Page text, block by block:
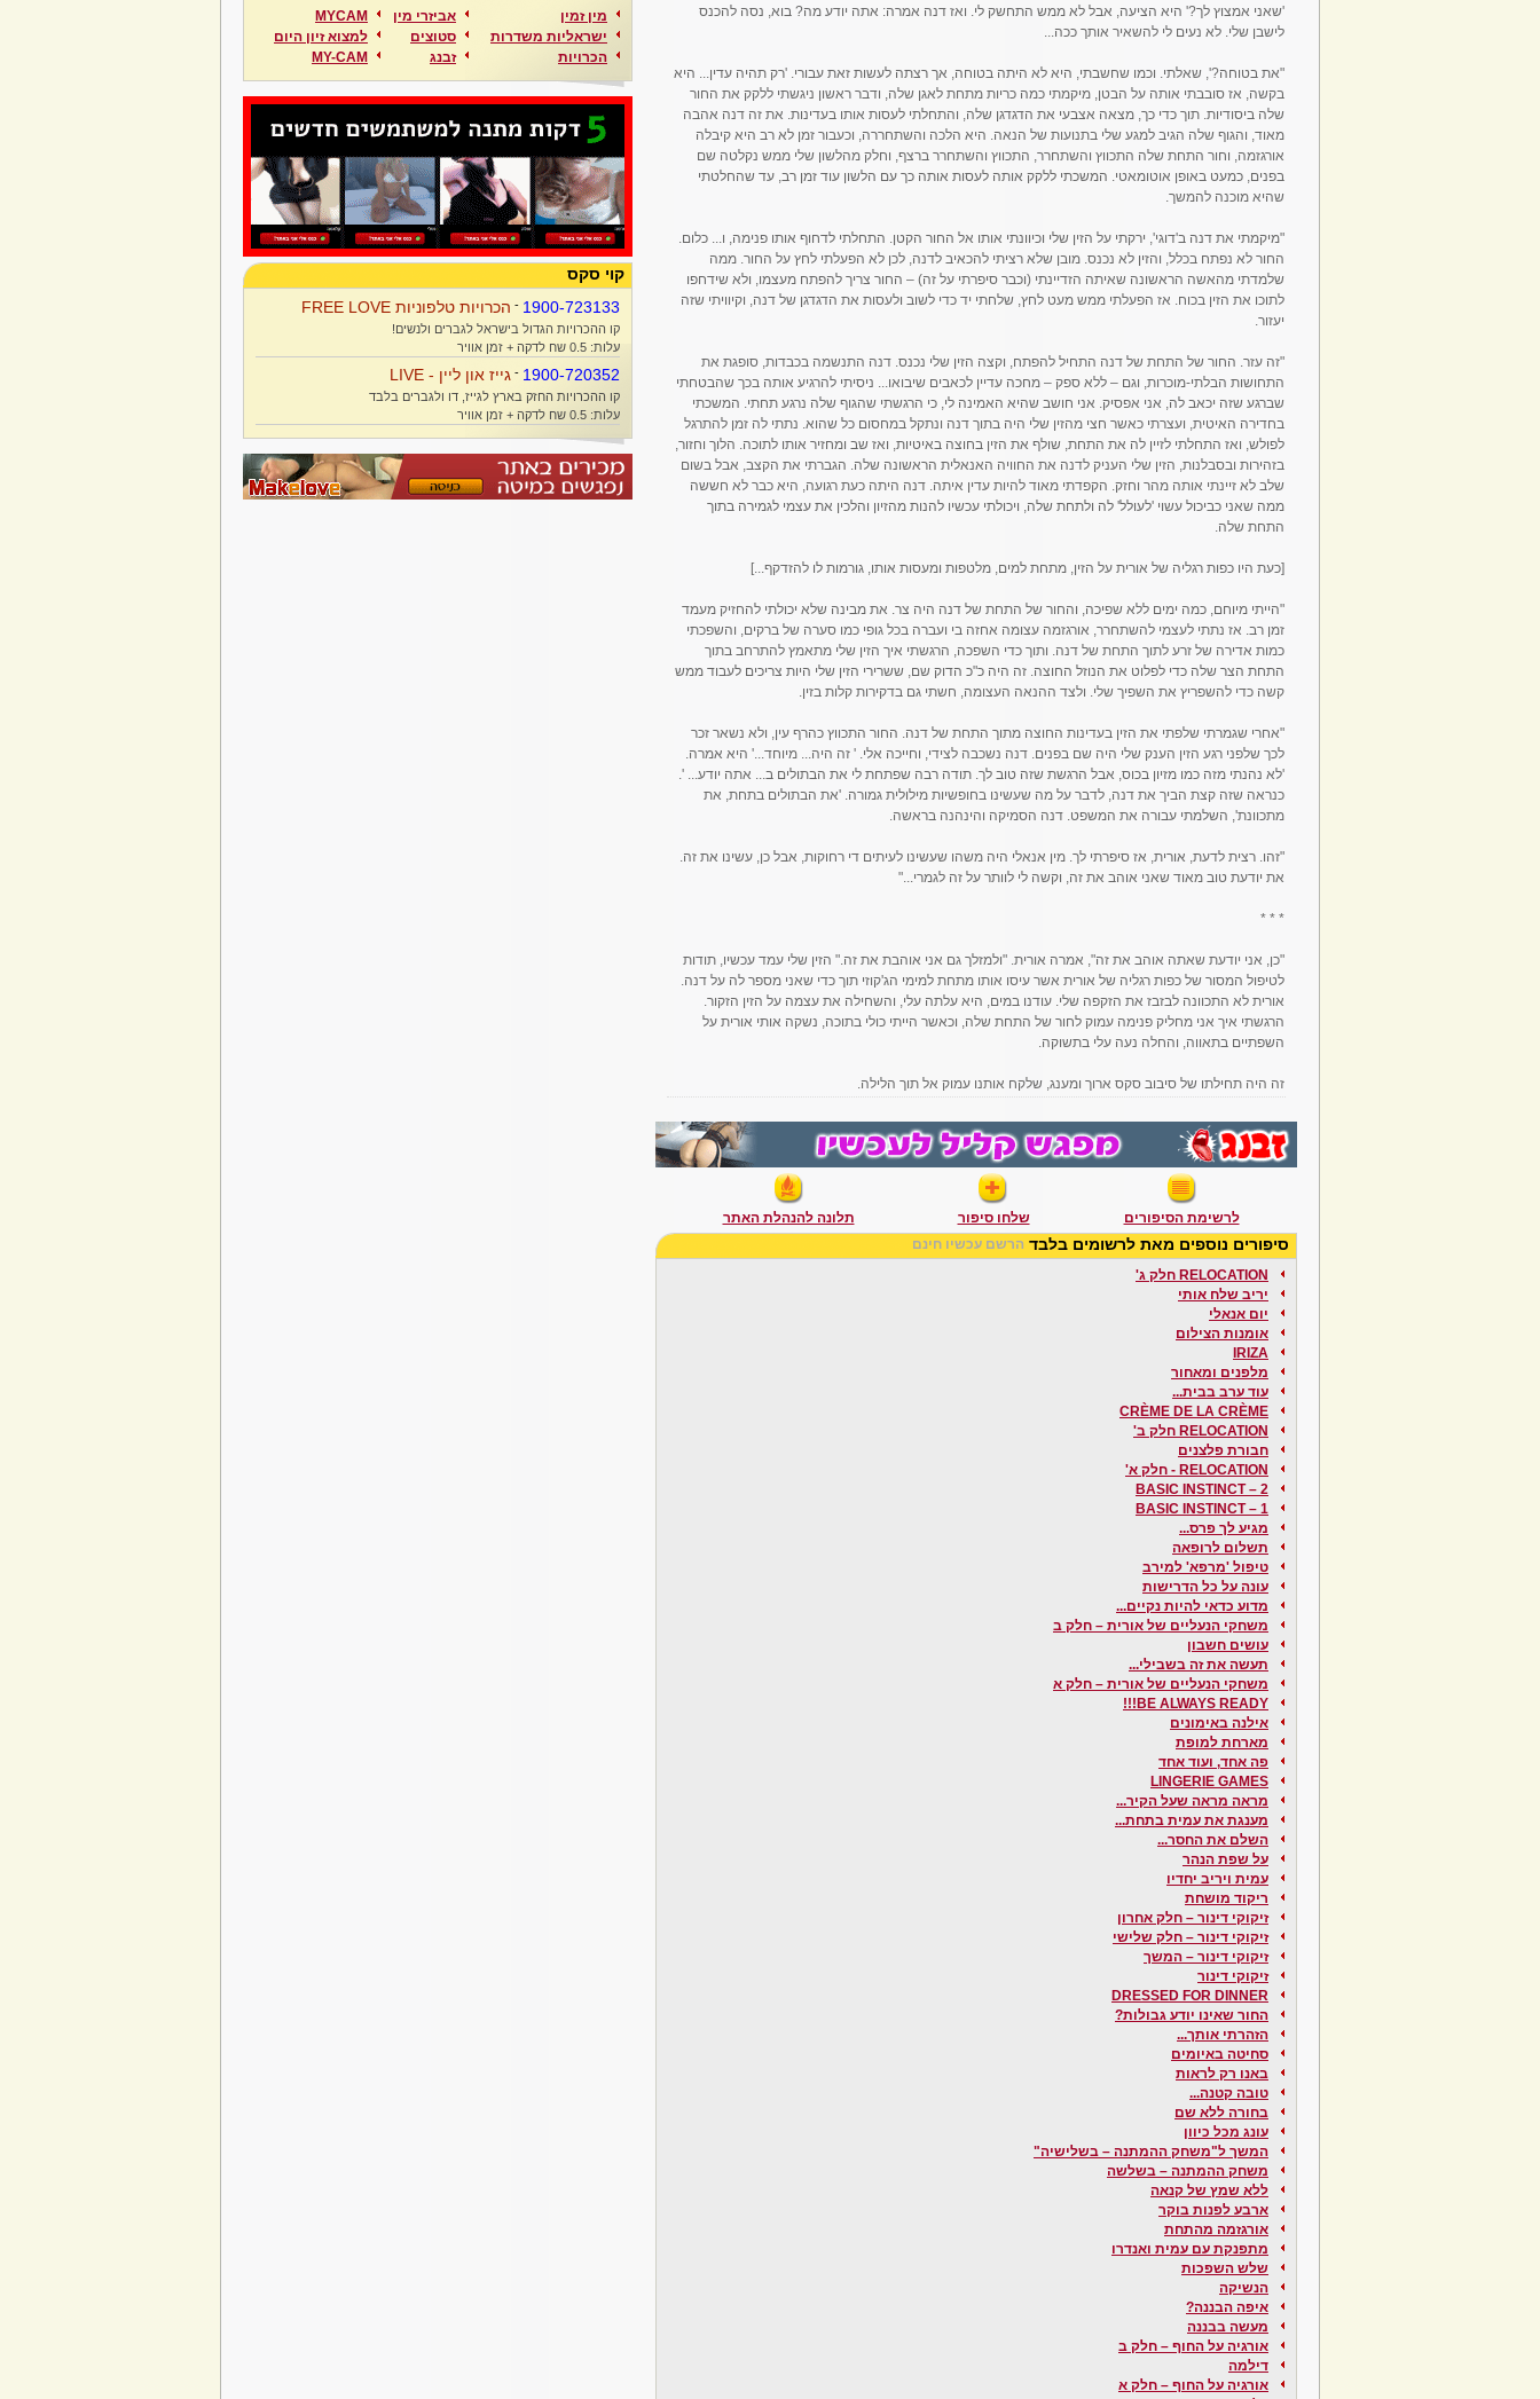
'שאני אמצוץ לך?' היא הציעה, אבל לא ממש התחשק לי. ואז דנה אמרה: אתה יודע מה? בוא, נסה להכנס
לישבן שלי. לא נעים לי להשאיר אותך ככה...
"את בטוחה?', שאלתי. וכמו שחשבתי, היא לא היתה בטוחה, אך רצתה לעשות זאת עבורי. 'רק תהיה עדין... היא
בקשה, אז סובבתי אותה על הבטן, מיקמתי כמה כריות מתחת לאגן שלה, ודבר ראשון ניגשתי ללקק את החור
שלה ביסודיות. תוך כדי כך, מצאה אצבעי את הדגדגן שלה, והתחלתי לעסות אותו בעדינות. את זה דנה אהבה
מאוד, והגוף שלה הגיב למגע שלי בתנועות של הנאה. היא הלכה והשתחררה, וכעבור זמן לא רב היא קיבלה
אורגזמה, וחור התחת שלה התכווץ והשתחרר, התכווץ והשתחרר ברצף, וחלק מהלשון שלי ממש נקלטה שם
בפנים, כמעט באופן אוטומאטי. המשכתי ללקק אותה לעסות אותה כך עם הלשון עוד זמן רב, עד שהחלטתי
שהיא מוכנה להמשך.
"מיקמתי את דנה ב'דוגי', ירקתי על הזין שלי וכיוונתי אותו אל החור הקטן. התחלתי לדחוף אותו פנימה, ו... כלום.
החור לא נפתח בכלל, והזין לא נכנס. מובן שלא רציתי להכאיב לדנה, לכן לא הפעלתי לחץ על החור. ממה
שלמדתי מהאשה הראשונה שאיתה הזדיינתי (וכבר סיפרתי על זה) – החור צריך להפתח מעצמו, ולא שידחפו
לתוכו את הזין בכוח. אז הפעלתי ממש מעט לחץ, שלחתי יד כדי לשוב ולעסות את הדגדגן של דנה, וקיוויתי שזה
יעזור.
"זה עזר. החור של התחת של דנה התחיל להפתח, וקצה הזין שלי נכנס. דנה התנשמה בכבדות, סופגת את
התחושות הבלתי-מוכרות, וגם – ללא ספק – מחכה עדיין לכאבים שיבואו... ניסיתי להרגיע אותה בכך שהבטחתי
שברגע שזה יכאב לה, אני אפסיק. אני חושב שהיא האמינה לי, כי הרגשתי שהגוף שלה נרגע תחתי. המשכתי
בחדירה האיטית, ועצרתי כאשר חצי מהזין שלי היה בתוך דנה ונתקל במחסום כל שהוא. נתתי לה זמן להתרגל
לפולש, ואז התחלתי לזיין לה את התחת, שולף את הזין בחוצה באיטיות, ואז שב ומחזיר אותו לתוכה. הלוך וחזור,
בזהירות ובסבלנות, הזין שלי העניק לדנה את החוויה האנאלית הראשונה שלה. הגברתי את הקצב, אבל בשום
שלב לא זיינתי אותה מהר וחזק. הקפדתי מאוד להיות עדין איתה. דנה היתה כעת רגועה, היא כבר לא חששה
ממה שאני כביכול עשוי 'לעולל' לה ולתחת שלה, ויכולתי עכשיו להנות מהזיון והלכין את עצמי לגמירה בתוך
התחת שלה.
[כעת היו כפות רגליה של אורית על הזין, מתחת למים, מלטפות ומעסות אותו, גורמות לו להזדקף...]
"הייתי מיוחם, כמה ימים ללא שפיכה, והחור של התחת של דנה היה צר. את מבינה שלא יכולתי להחזיק מעמד
זמן רב. אז נתתי לעצמי להשתחרר, אורגזמה עצומה אחזה בי ועברה בכל גופי כמו סערה של ברקים, והשפכתי
כמות אדירה של זרע לתוך התחת של דנה. ותוך כדי השפכה, הרגשתי איך הזין שלי מתאמץ להתרחב בתוך
התחת הצר שלה כדי לפלוט את הנוזל החוצה. זה היה כ"כ הדוק שם, ששרירי הזין שלי היות צריכים לעבוד ממש
קשה כדי להשפריץ את השפיך שלי. ולצד ההנאה העצומה, חשתי גם בדקירות קלות בזין.
"אחרי שגמרתי שלפתי את הזין בעדינות החוצה מתוך התחת של דנה. החור התכווץ כהרף עין, ולא נשאר זכר
לכך שלפני רגע הזין הענק שלי היה שם בפנים. דנה נשכבה לצידי, וחייכה אלי. ' זה היה... מיוחד...' היא אמרה.
'לא נהנתי מזה כמו מזיון בכוס, אבל הרגשת שזה טוב לך. תודה רבה שפתחת לי את הבתולים ב... אתה יודע... '.
כנראה שזה קצת הביך את דנה, לדבר על מה שעשינו בחופשיות מילולית גמורה. 'את הבתולים בתחת, את
מתכוונת', השלמתי עבורה את המשפט. דנה הסמיקה והינהנה בראשה.
"זהו. רצית לדעת, אורית, אז סיפרתי לך. מין אנאלי היה משהו שעשינו לעיתים די רחוקות, אבל כן, עשינו את זה.
את יודעת טוב מאוד שאני אוהב את זה, וקשה לי לוותר על זה לגמרי..."
* * *
"כן, אני יודעת שאתה אוהב את זה", אמרה אורית. "ולמזלך גם אני אוהבת את זה." הזין שלי עמד עכשיו, תודות
לטיפול המסור של כפות רגליה של אורית אשר עיסו אותו מתחת למימי הג'קוזי תוך כדי שאני מספר לה על דנה.
אורית לא התכוונה לבזבז את הזקפה שלי. עודנו במים, היא עלתה עלי, והשחילה את עצמה על הזין הזקור.
הרגשתי איך אני מחליק פנימה עמוק לחור של התחת שלה, וכאשר הייתי כולי בתוכה, נשקה אותי אורית על
השפתיים בתאווה, והחלה נעה עלי בתשוקה.
זה היה תחילתו של סיבוב סקס ארוך ומענג, שלקח אותנו עמוק אל תוך הלילה.
לרשימת הסיפורים שלחו סיפור תלונה להנהלת האתר
סיפורים נוספים מאת לרשומים בלבד הרשם עכשיו חינם
RELOCATION חלק ג'
יריב שלח אותי
יום אנאלי
אומנות הצילום
IRIZA
מלפנים ומאחור
עוד ערב בבית...
CRÈME DE LA CRÈME
RELOCATION חלק ב'
חבורת פלצנים
RELOCATION - חלק א'
BASIC INSTINCT – 2
BASIC INSTINCT – 1
מגיע לך פרס...
תשלום לרופאה
טיפול 'מרפא' למירב
עונה על כל הדרישות
מדוע כדאי להיות נקיים...
משחקי הנעליים של אורית – חלק ב
עושים חשבון
תעשה את זה בשבילי...
משחקי הנעליים של אורית – חלק א
BE ALWAYS READY!!!
אילנה באימונים
מארחת למופת
פה אחד, ועוד אחד
LINGERIE GAMES
מראה מראה שעל הקיר...
מענגת את עמית בתחת...
השלם את החסר...
על שפת הנהר
עמית ויריב יחדיו
ריקוד מושחת
זיקוקי דינור – חלק אחרון
זיקוקי דינור – חלק שלישי
זיקוקי דינור – המשך
זיקוקי דינור
DRESSED FOR DINNER
החור שאינו יודע גבולות?
הזהרתי אותך...
סחיטה באיומים
באנו רק לראות
טובה קטנה...
בחורה ללא שם
עונג מכל כיוון
המשך ל"משחק ההמתנה – בשלישיה"
משחק ההמתנה – בשלשה
ללא שמץ של קנאה
ארבע לפנות בוקר
אורגזמה מהתחת
מתפנקת עם עמית ואנדרו
שלש השפכות
הנשיקה
איפה הבננה?
מעשה בבננה
אורגיה על החוף – חלק ב
דילמה
אורגיה על החוף – חלק א
מין זמין
ישראליות משדרות
הכרויות
אביזרי מין
סטוצים
זבנג
MYCAM
למצוא זיון היום
MY-CAM
קוי סקס
1900-723133
- הכרויות טלפוניות FREE LOVE
קו ההכרויות הגדול בישראל לגברים ולנשים!
עלות: 0.5 שח לדקה + זמן אוויר
1900-720352
- גייז און ליין - LIVE
קו ההכרויות החזק בארץ לגייז, דו ולגברים בלבד
עלות: 0.5 שח לדקה + זמן אוויר